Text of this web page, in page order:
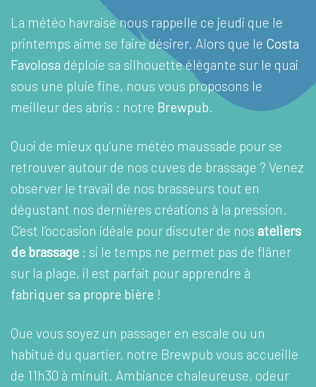
La météo havraise nous rappelle ce jeudi que le
printemps aime se faire désirer. Alors que le Costa
Favolosa déploie sa silhouette élégante sur le quai
sous une pluie fine, nous vous proposons le
meilleur des abris : notre Brewpub.
Quoi de mieux qu’une météo maussade pour se
retrouver autour de nos cuves de brassage ? Venez
observer le travail de nos brasseurs tout en
dégustant nos dernières créations à la pression.
C’est l’occasion idéale pour discuter de nos ateliers
de brassage : si le temps ne permet pas de flâner
sur la plage, il est parfait pour apprendre à
fabriquer sa propre bière !
Que vous soyez un passager en escale ou un
habitué du quartier, notre Brewpub vous accueille
de 11h30 à minuit. Ambiance chaleureuse, odeur